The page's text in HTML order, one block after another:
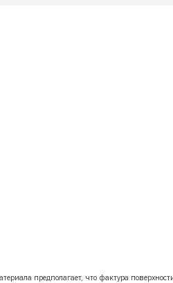
предполагает, что фактура